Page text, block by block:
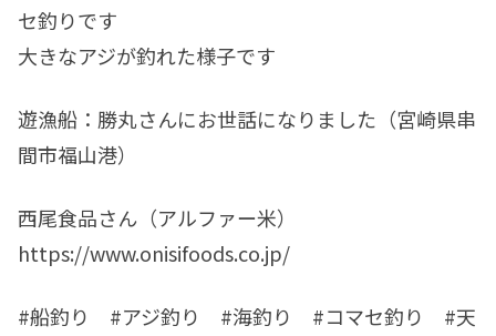
セ釣りです
大きなアジが釣れた様子です
遊漁船：勝丸さんにお世話になりました（宮崎県串
間市福山港）
西尾食品さん（アルファー米）
https://www.onisifoods.co.jp/
#船釣り #アジ釣り #海釣り #コマセ釣り #天